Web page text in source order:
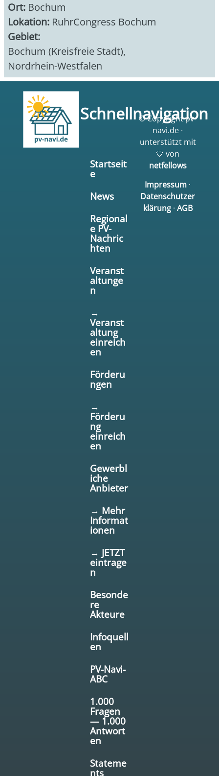
Ort: Bochum
Lokation: RuhrCongress Bochum
Gebiet:
Bochum (Kreisfreie Stadt),
Nordrhein-Westfalen
Schnellnavigation
Startseit
e
News
Regional
e PV-
Nachric
hten
Veranst
altunge
n
→
Veranst
altung
einreich
en
Förderu
ngen
→
Förderu
ng
einreich
en
Gewerbl
iche
Anbieter
→ Mehr
Informat
ionen
→ JETZT
eintrage
n
Besonde
re
Akteure
Infoquell
en
PV-Navi-
ABC
1.000
Fragen
— 1.000
Antwort
en
Stateme
nts
© Copyright pv-
navi.de ·
unterstützt mit
💛 von
netfellows
Impressum ·
Datenschutzer
klärung· AGB